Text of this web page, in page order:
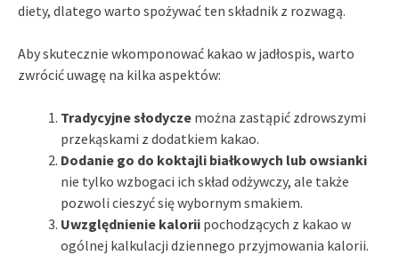
diety, dlatego warto spożywać ten składnik z rozwagą.
Aby skutecznie wkomponować kakao w jadłospis, warto
zwrócić uwagę na kilka aspektów:
Tradycyjne słodycze można zastąpić zdrowszymi
przekąskami z dodatkiem kakao.
Dodanie go do koktajli białkowych lub owsianki
nie tylko wzbogaci ich skład odżywczy, ale także
pozwoli cieszyć się wybornym smakiem.
Uwzględnienie kalorii pochodzących z kakao w
ogólnej kalkulacji dziennego przyjmowania kalorii.